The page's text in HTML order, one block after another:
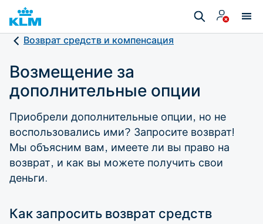
Возврат средств и компенсация
Возмещение за
дополнительные опции
Приобрели дополнительные опции, но не
воспользовались ими? Запросите возврат!
Мы объясним вам, имеете ли вы право на
возврат, и как вы можете получить свои
деньги.
Как запросить возврат средств